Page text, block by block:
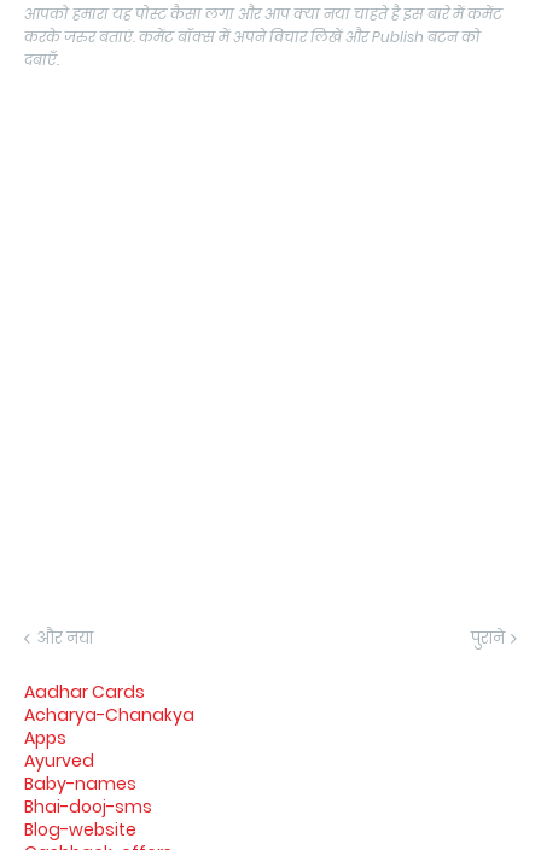
आपको हमारा यह पोस्ट कैसा लगा और आप क्या नया चाहते है इस बारे में कमेंट
करके जरुर बताएं. कमेंट बॉक्स में अपने विचार लिखें और Publish बटन को
दबाएँ.
और नया पुराने
Aadhar Cards
Acharya-Chanakya
Apps
Ayurved
Baby-names
Bhai-dooj-sms
Blog-website